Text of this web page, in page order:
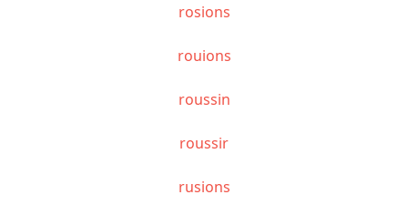
rosions
rouions
roussin
roussir
rusions